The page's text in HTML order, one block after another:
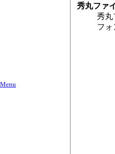
秀丸ファ
秀丸
フ